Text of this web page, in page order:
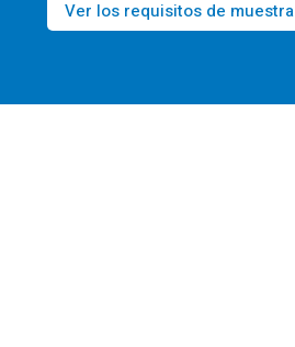
Ver los requisitos de muestra